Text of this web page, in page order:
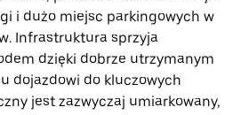
i dużo miejsc parkingowych w
Infrastruktura sprzyja
dzięki dobrze utrzymanym
dojazdowi do kluczowych
jest zazwyczaj umiarkowany,